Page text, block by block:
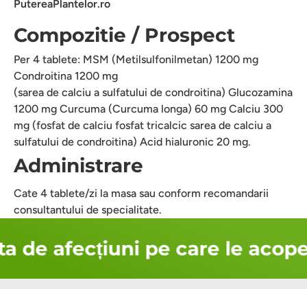
PutereaPlantelor.ro
Compozitie / Prospect
Per 4 tablete: MSM (Metilsulfonilmetan) 1200 mg
Condroitina 1200 mg
(sarea de calciu a sulfatului de condroitina) Glucozamina
1200 mg Curcuma (Curcuma longa) 60 mg Calciu 300
mg (fosfat de calciu fosfat tricalcic sarea de calciu a
sulfatului de condroitina) Acid hialuronic 20 mg.
Administrare
Cate 4 tablete/zi la masa sau conform recomandarii
consultantului de specialitate.
de afecțiuni pe care le